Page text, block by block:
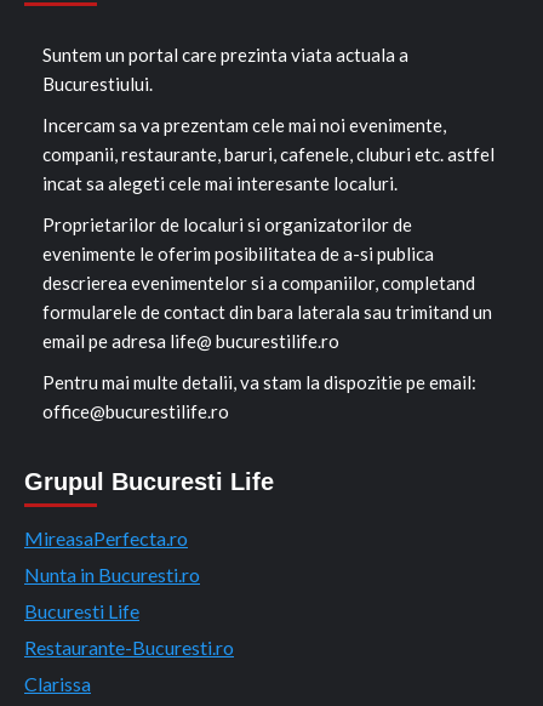
Suntem un portal care prezinta viata actuala a
Bucurestiului.
Incercam sa va prezentam cele mai noi evenimente,
companii, restaurante, baruri, cafenele, cluburi etc. astfel
incat sa alegeti cele mai interesante localuri.
Proprietarilor de localuri si organizatorilor de
evenimente le oferim posibilitatea de a-si publica
descrierea evenimentelor si a companiilor, completand
formularele de contact din bara laterala sau trimitand un
email pe adresa life@ bucurestilife.ro
Pentru mai multe detalii, va stam la dispozitie pe email:
office@bucurestilife.ro
Grupul Bucuresti Life
MireasaPerfecta.ro
Nunta in Bucuresti.ro
Bucuresti Life
Restaurante-Bucuresti.ro
Clarissa